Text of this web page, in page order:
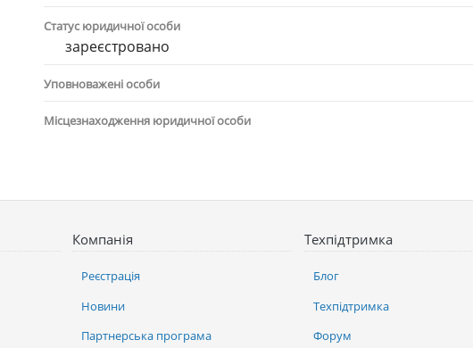
Статус юридичної особи
зареєстровано
Уповноважені особи
Місцезнаходження юридичної особи
Компанія
Реєстрація
Новини
Партнерська програма
Техпідтримка
Блог
Техпідтримка
Форум